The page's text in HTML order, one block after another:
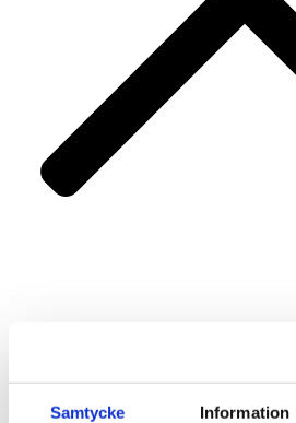
Samtycke Information